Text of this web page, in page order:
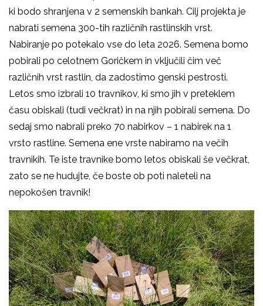
ki bodo shranjena v 2 semenskih bankah. Cilj projekta je
nabrati semena 300-tih različnih rastlinskih vrst.
Nabiranje po potekalo vse do leta 2026. Semena bomo
pobirali po celotnem Goričkem in vključili čim več
različnih vrst rastlin, da zadostimo genski pestrosti.
Letos smo izbrali 10 travnikov, ki smo jih v preteklem
času obiskali (tudi večkrat) in na njih pobirali semena. Do
sedaj smo nabrali preko 70 nabirkov – 1 nabirek na 1
vrsto rastline. Semena ene vrste nabiramo na večih
travnikih. Te iste travnike bomo letos obiskali še večkrat,
zato se ne hudujte, če boste ob poti naleteli na
nepokošen travnik!